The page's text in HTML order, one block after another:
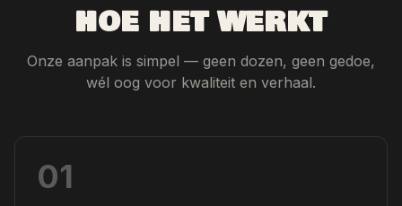
HOE HET WERKT
Onze aanpak is simpel — geen dozen, geen gedoe,
wél oog voor kwaliteit en verhaal.
01